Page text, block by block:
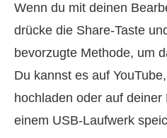
Wenn du mit deinen
drücke die Share‑Taste
bevorzugte Methode, um
Du kannst es auf
hochladen oder auf deiner
einem USB‑Laufwerk